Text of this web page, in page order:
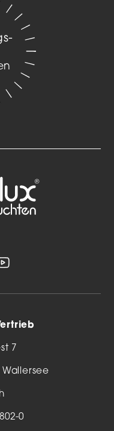
7
0